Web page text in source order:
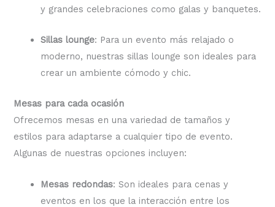
y grandes celebraciones como galas y banquetes.
Sillas lounge: Para un evento más relajado o
moderno, nuestras sillas lounge son ideales para
crear un ambiente cómodo y chic.
Mesas para cada ocasión
Ofrecemos mesas en una variedad de tamaños y
estilos para adaptarse a cualquier tipo de evento.
Algunas de nuestras opciones incluyen:
Mesas redondas: Son ideales para cenas y
eventos en los que la interacción entre los